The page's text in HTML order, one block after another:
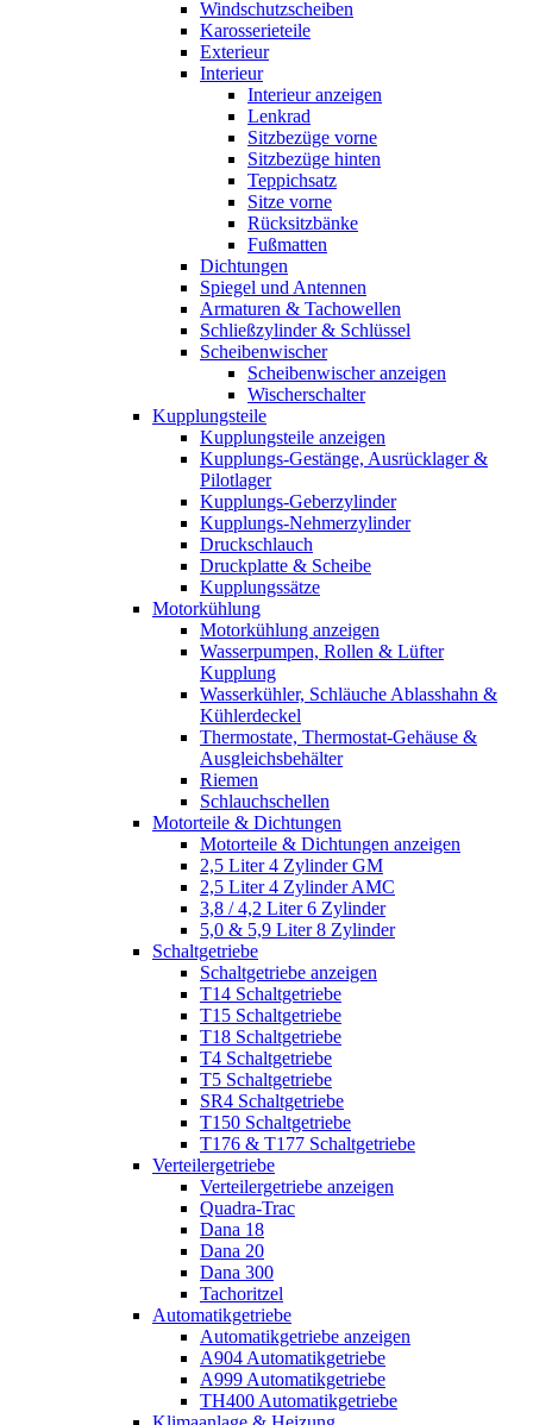
Windschutzscheiben
Karosserieteile
Exterieur
Interieur
Interieur anzeigen
Lenkrad
Sitzbezüge vorne
Sitzbezüge hinten
Teppichsatz
Sitze vorne
Rücksitzbänke
Fußmatten
Dichtungen
Spiegel und Antennen
Armaturen & Tachowellen
Schließzylinder & Schlüssel
Scheibenwischer
Scheibenwischer anzeigen
Wischerschalter
Kupplungsteile
Kupplungsteile anzeigen
Kupplungs-Gestänge, Ausrücklager &
Pilotlager
Kupplungs-Geberzylinder
Kupplungs-Nehmerzylinder
Druckschlauch
Druckplatte & Scheibe
Kupplungssätze
Motorkühlung
Motorkühlung anzeigen
Wasserpumpen, Rollen & Lüfter
Kupplung
Wasserkühler, Schläuche Ablasshahn &
Kühlerdeckel
Thermostate, Thermostat-Gehäuse &
Ausgleichsbehälter
Riemen
Schlauchschellen
Motorteile & Dichtungen
Motorteile & Dichtungen anzeigen
2,5 Liter 4 Zylinder GM
2,5 Liter 4 Zylinder AMC
3,8 / 4,2 Liter 6 Zylinder
5,0 & 5,9 Liter 8 Zylinder
Schaltgetriebe
Schaltgetriebe anzeigen
T14 Schaltgetriebe
T15 Schaltgetriebe
T18 Schaltgetriebe
T4 Schaltgetriebe
T5 Schaltgetriebe
SR4 Schaltgetriebe
T150 Schaltgetriebe
T176 & T177 Schaltgetriebe
Verteilergetriebe
Verteilergetriebe anzeigen
Quadra-Trac
Dana 18
Dana 20
Dana 300
Tachoritzel
Automatikgetriebe
Automatikgetriebe anzeigen
A904 Automatikgetriebe
A999 Automatikgetriebe
TH400 Automatikgetriebe